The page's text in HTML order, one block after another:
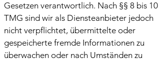
Gesetzen verantwortlich. Nach §§ 8 bis 10
TMG sind wir als Diensteanbieter jedoch
nicht verpflichtet, übermittelte oder
gespeicherte fremde Informationen zu
überwachen oder nach Umständen zu